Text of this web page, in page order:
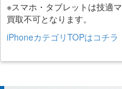
※スマホ・タブレットは技適
買取不可となります。
iPhoneカテゴリTOPはコチラ